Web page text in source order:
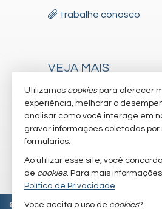
trabalhe conosco
VEJA MAIS
receba nosso
cadastre seu imóvel
imóveis favoritos
mapa de imóveis
© 2026 CRECI/SC 6.830-J Política
Utilizamos cookiespara oferecer
experiência, melhorar o
analisar como você interage em
gravar informações coletadas por
formulários.
Ao utilizar esse site, você
de cookies. Para mais
Política de Privacidade.
Você aceita o uso de cookies?